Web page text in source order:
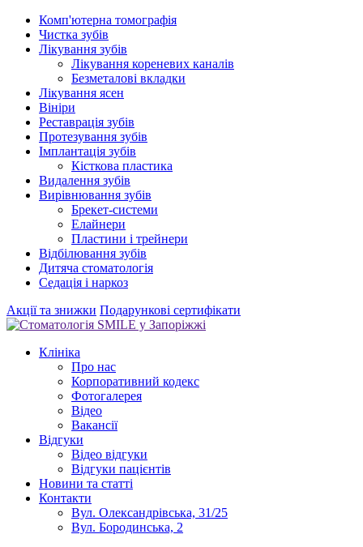
Комп'ютерна томографія
Чистка зубів
Лікування зубів
Лікування кореневих каналів
Безметалові вкладки
Лікування ясен
Вініри
Реставрація зубів
Протезування зубів
Імплантація зубів
Кісткова пластика
Видалення зубів
Вирівнювання зубів
Брекет-системи
Елайнери
Пластини і трейнери
Відбілювання зубів
Дитяча стоматологія
Седація і наркоз
Акції та знижки Подарункові сертифікати
Клініка
Про нас
Корпоративний кодекс
Фотогалерея
Відео
Вакансії
Відгуки
Відео відгуки
Відгуки пацієнтів
Новини та статті
Контакти
Вул. Олександрівська, 31/25
Вул. Бородинська, 2